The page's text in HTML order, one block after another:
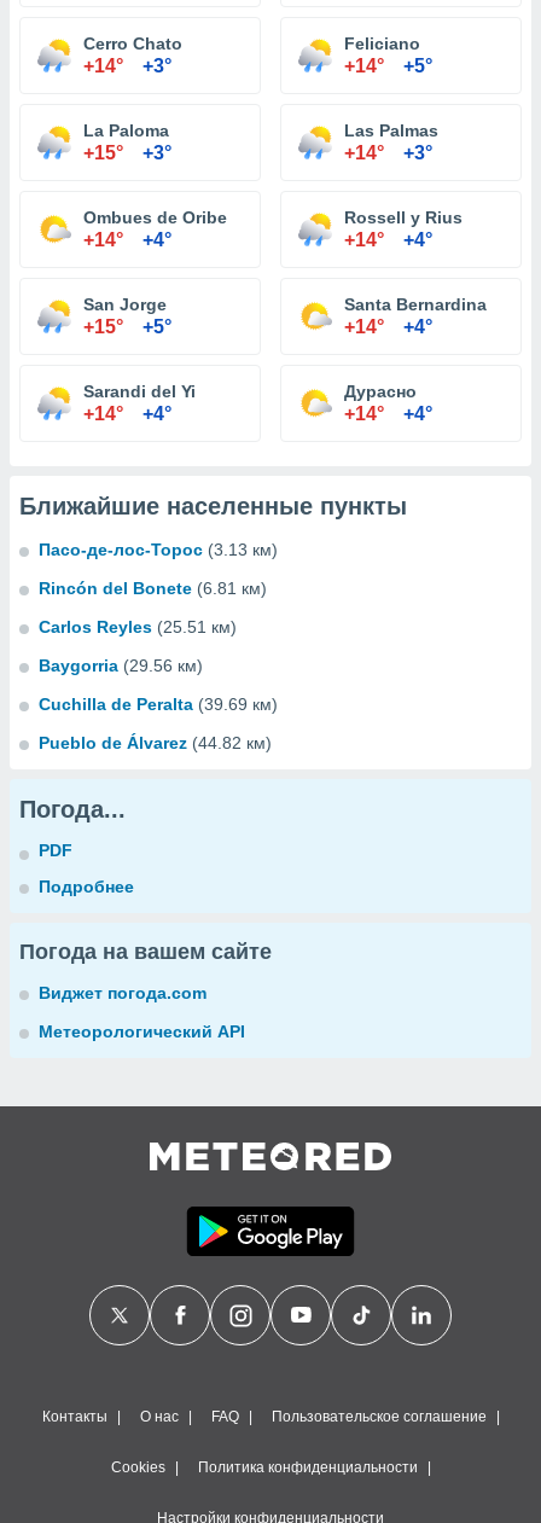
Cerro Chato
+14° +3°
Feliciano
+14° +5°
La Paloma
+15° +3°
Las Palmas
+14° +3°
Ombues de Oribe
+14° +4°
Rossell y Rius
+14° +4°
San Jorge
+15° +5°
Santa Bernardina
+14° +4°
Sarandi del Yi
+14° +4°
Дурасно
+14° +4°
Ближайшие населенные пункты
Пасо-де-лос-Торос (3.13 км)
Rincón del Bonete (6.81 км)
Carlos Reyles (25.51 км)
Baygorria (29.56 км)
Cuchilla de Peralta (39.69 км)
Pueblo de Álvarez (44.82 км)
Погода...
PDF
Подробнее
Погода на вашем сайте
Виджет погода.com
Метеорологический API
Контакты О нас FAQ Пользовательское соглашение
Cookies Политика конфиденциальности
Настройки конфиденциальности